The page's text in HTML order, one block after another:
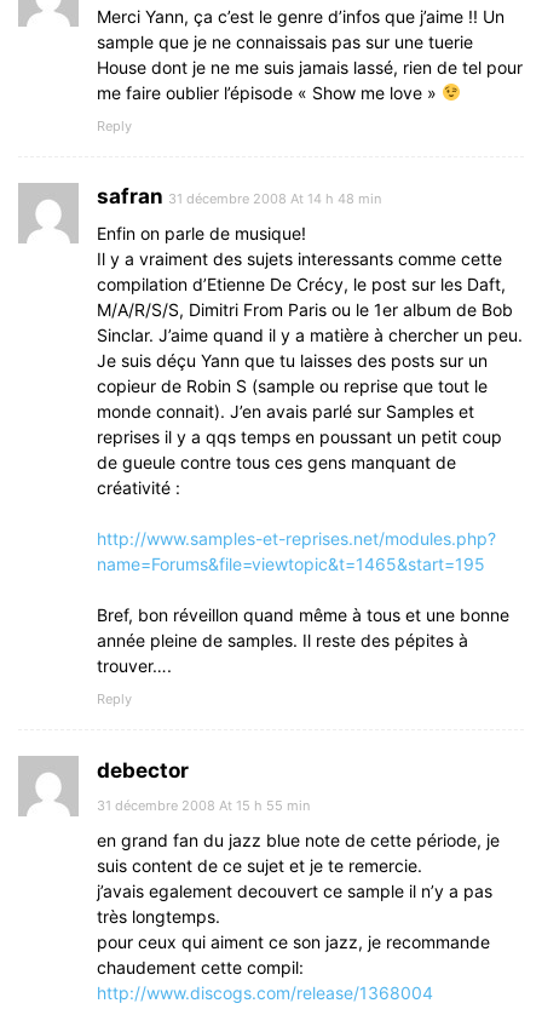
Merci Yann, ça c’est le genre d’infos que j’aime !! Un
sample que je ne connaissais pas sur une tuerie
House dont je ne me suis jamais lassé, rien de tel pour
me faire oublier l’épisode « Show me love »
Reply
safran 31 décembre 2008 At 14 h 48 min
Enfin on parle de musique!
Il y a vraiment des sujets interessants comme cette
compilation d’Etienne De Crécy, le post sur les Daft,
M/A/R/S/S, Dimitri From Paris ou le 1er album de Bob
Sinclar. J’aime quand il y a matière à chercher un peu.
Je suis déçu Yann que tu laisses des posts sur un
copieur de Robin S (sample ou reprise que tout le
monde connait). J’en avais parlé sur Samples et
reprises il y a qqs temps en poussant un petit coup
de gueule contre tous ces gens manquant de
créativité :
http://www.samples-et-reprises.net/modules.php?
name=Forums&file=viewtopic&t=1465&start=195
Bref, bon réveillon quand même à tous et une bonne
année pleine de samples. Il reste des pépites à
trouver….
Reply
debector
31 décembre 2008 At 15 h 55 min
en grand fan du jazz blue note de cette période, je
suis content de ce sujet et je te remercie.
j’avais egalement decouvert ce sample il n’y a pas
très longtemps.
pour ceux qui aiment ce son jazz, je recommande
chaudement cette compil:
http://www.discogs.com/release/1368004